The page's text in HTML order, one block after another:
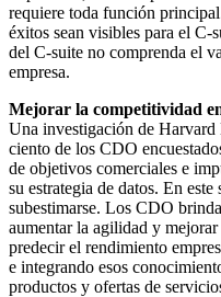
requiere toda función
éxitos sean visibles para el C-
del C-suite no comprenda el
empresa.
Mejorar la competitividad
Una investigación de
ciento de los CDO
de objetivos comerciales e
su estrategia de datos. En
subestimarse. Los CDO
aumentar la agilidad y
predecir el rendimiento
e integrando esos
productos y ofertas de